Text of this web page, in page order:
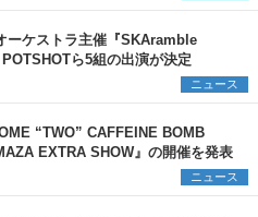
ーケストラ主催『SKAramble
ら5組の出演が決定
ニュース
“TWO” CAFFEINE BOMB
EXTRA SHOW』の開催を発表
ニュース